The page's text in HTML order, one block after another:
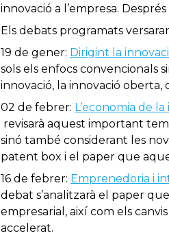
innovació a l’empresa.
Els debats programats
19 de gener: Dirigint la
sols els enfocs convencionals
innovació, la innovació
02 de febrer: L’economia de
revisarà aquest important
sinó també considerant les
patent box i el paper que
16 de febrer: Emprenedoria i
debat s’analitzarà el paper
empresarial, així com els
accelerat.